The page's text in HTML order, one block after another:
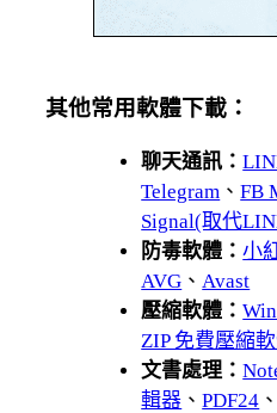
其他常用軟體下載：
聊天通訊：
Telegram 、FB
Signal(取代
防毒軟體：小
AVG 、 Avast
壓縮軟體：
ZIP 免費壓縮
文書處理：
輯器 、PDF24